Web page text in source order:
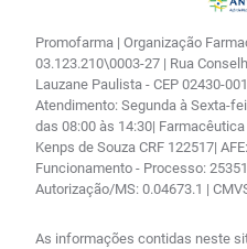
Promofarma | Organização
03.123.210\0003-27 | Rua
Lauzane Paulista - CEP 02430-
Atendimento: Segunda à Sexta-
das 08:00 às 14:30|
Kenps de Souza CRF 122517|
Funcionamento - Processo:
Autorização/MS: 0.04673.1 |
As informações contidas neste